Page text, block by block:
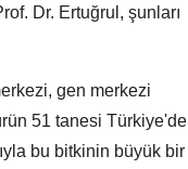
Dr. Ertuğrul, şunları
gen merkezi
51 tanesi Türkiye'de
bu bitkinin büyük bir